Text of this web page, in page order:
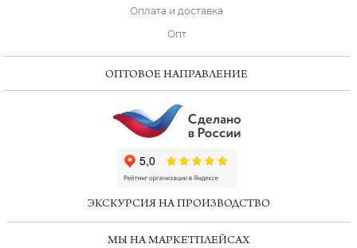
Оплата и доставка
Опт
ОПТОВОЕ НАПРАВЛЕНИЕ
ЭКСКУРСИЯ НА ПРОИЗВОДСТВО
МЫ НА МАРКЕТПЛЕЙСАХ